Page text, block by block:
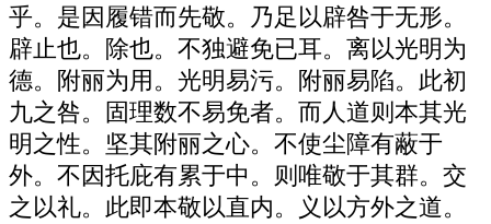
乎。是因履错而先敬。乃足以辟咎于无形。
辟止也。除也。不独避免已耳。离以光明为
德。附丽为用。光明易污。附丽易陷。此初
九之咎。固理数不易免者。而人道则本其光
明之性。坚其附丽之心。不使尘障有蔽于
外。不因托庇有累于中。则唯敬于其群。交
之以礼。此即本敬以直内。义以方外之道。